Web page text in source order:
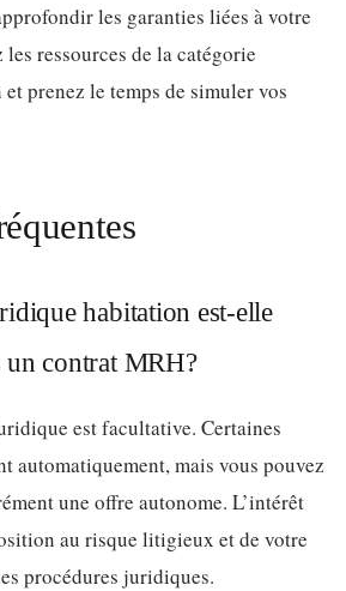
les garanties liées à votre
ressources de la catégorie
prenez le temps de simuler vos
habitation est‑elle
contrat MRH?
est facultative. Certaines
automatiquement, mais vous pouvez
une offre autonome. L’intérêt
au risque litigieux et de votre
procédures juridiques.